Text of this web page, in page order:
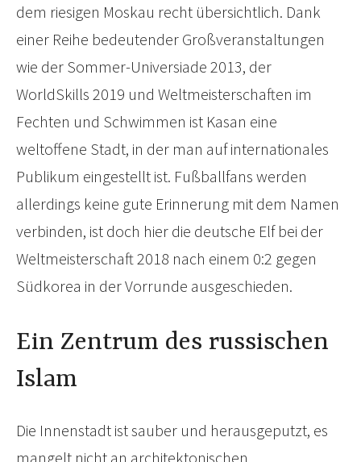
dem riesigen Moskau recht übersichtlich. Dank
einer Reihe bedeutender Großveranstaltungen
wie der Sommer-Universiade 2013, der
WorldSkills 2019 und Weltmeisterschaften im
Fechten und Schwimmen ist Kasan eine
weltoffene Stadt, in der man auf internationales
Publikum eingestellt ist. Fußballfans werden
allerdings keine gute Erinnerung mit dem Namen
verbinden, ist doch hier die deutsche Elf bei der
Weltmeisterschaft 2018 nach einem 0:2 gegen
Südkorea in der Vorrunde ausgeschieden.
Ein Zentrum des russischen
Islam
Die Innenstadt ist sauber und herausgeputzt, es
mangelt nicht an architektonischen